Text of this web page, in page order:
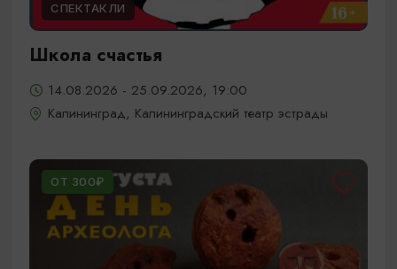
СПЕКТАКЛИ
Школа счастья
14.08.2026 - 25.09.2026, 19:00
Калининград, Калининградский театр эстрады
ОТ 300₽